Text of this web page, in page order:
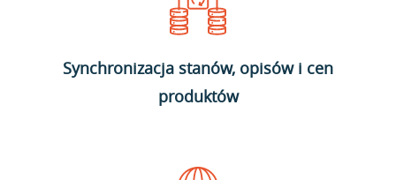
Synchronizacja stanów, opisów i cen
produktów